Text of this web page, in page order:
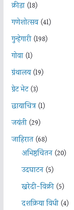
क्रीडा(18)
गणेशोत्सव(41)
गुन्हेगारी(198)
गोवा(1)
ग्रंथालय(19)
ग्रेट भेट(3)
छायाचित्र(1)
जयंती(29)
जाहिरात(68)
अभिष्ठचिंतन(20)
उदघाटन(5)
खरेदी-विक्री(5)
दशक्रिया विधी(4)